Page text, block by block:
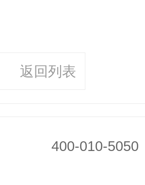
返回列表
400-010-5050